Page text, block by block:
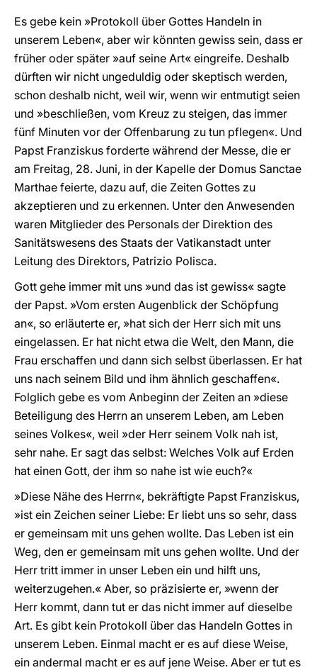
Es gebe kein »Protokoll über Gottes Handeln in
unserem Leben«, aber wir könnten gewiss sein, dass er
früher oder später »auf seine Art« eingreife. Deshalb
dürften wir nicht ungeduldig oder skeptisch werden,
schon deshalb nicht, weil wir, wenn wir entmutigt seien
und »beschließen, vom Kreuz zu steigen, das immer
fünf Minuten vor der Offenbarung zu tun pflegen«. Und
Papst Franziskus forderte während der Messe, die er
am Freitag, 28. Juni, in der Kapelle der Domus Sanctae
Marthae feierte, dazu auf, die Zeiten Gottes zu
akzeptieren und zu erkennen. Unter den Anwesenden
waren Mitglieder des Personals der Direktion des
Sanitätswesens des Staats der Vatikanstadt unter
Leitung des Direktors, Patrizio Polisca.
Gott gehe immer mit uns »und das ist gewiss« sagte
der Papst. »Vom ersten Augenblick der Schöpfung
an«, so erläuterte er, »hat sich der Herr sich mit uns
eingelassen. Er hat nicht etwa die Welt, den Mann, die
Frau erschaffen und dann sich selbst überlassen. Er hat
uns nach seinem Bild und ihm ähnlich geschaffen«.
Folglich gebe es vom Anbeginn der Zeiten an »diese
Beteiligung des Herrn an unserem Leben, am Leben
seines Volkes«, weil »der Herr seinem Volk nah ist,
sehr nahe. Er sagt das selbst: Welches Volk auf Erden
hat einen Gott, der ihm so nahe ist wie euch?«
»Diese Nähe des Herrn«, bekräftigte Papst Franziskus,
»ist ein Zeichen seiner Liebe: Er liebt uns so sehr, dass
er gemeinsam mit uns gehen wollte. Das Leben ist ein
Weg, den er gemeinsam mit uns gehen wollte. Und der
Herr tritt immer in unser Leben ein und hilft uns,
weiterzugehen.« Aber, so präzisierte er, »wenn der
Herr kommt, dann tut er das nicht immer auf dieselbe
Art. Es gibt kein Protokoll über das Handeln Gottes in
unserem Leben. Einmal macht er es auf diese Weise,
ein andermal macht er es auf jene Weise. Aber er tut es